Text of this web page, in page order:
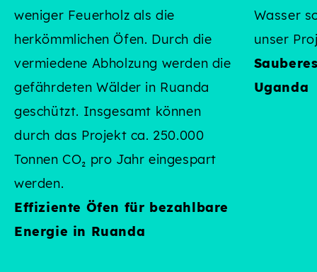
weniger Feuerholz als die
herkömmlichen Öfen. Durch die
vermiedene Abholzung werden die
gefährdeten Wälder in Ruanda
geschützt. Insgesamt können
durch das Projekt ca. 250.000
Tonnen CO₂ pro Jahr eingespart
werden.
Effiziente Öfen für bezahlbare
Energie in Ruanda
Wasser
unser
Uganda